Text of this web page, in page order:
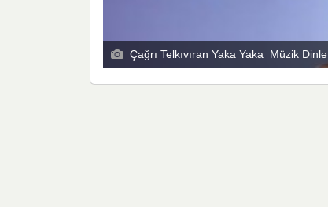
Çağrı Telkıvıran Yaka Yaka Müzik Dinle